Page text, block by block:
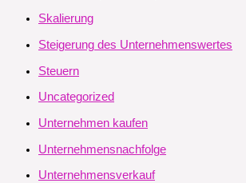
Skalierung
Steigerung des Unternehmenswertes
Steuern
Uncategorized
Unternehmen kaufen
Unternehmensnachfolge
Unternehmensverkauf